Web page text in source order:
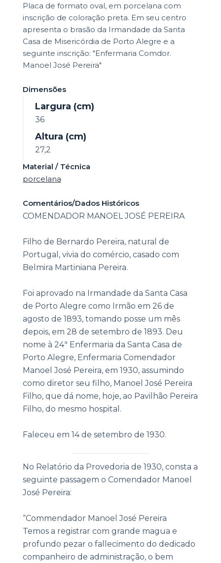
Placa de formato oval, em porcelana com
inscrição de coloração preta. Em seu centro
apresenta o brasão da Irmandade da Santa
Casa de Misericórdia de Porto Alegre e a
seguinte inscrição: "Enfermaria Comdor.
Manoel José Pereira"
Dimensões
Largura (cm)
36
Altura (cm)
27,2
Material / Técnica
porcelana
Comentários/Dados Históricos
COMENDADOR MANOEL JOSÉ PEREIRA
Filho de Bernardo Pereira, natural de
Portugal, vivia do comércio, casado com
Belmira Martiniana Pereira.
Foi aprovado na Irmandade da Santa Casa
de Porto Alegre como Irmão em 26 de
agosto de 1893, tomando posse um mês
depois, em 28 de setembro de 1893. Deu
nome à 24ª Enfermaria da Santa Casa de
Porto Alegre, Enfermaria Comendador
Manoel José Pereira, em 1930, assumindo
como diretor seu filho, Manoel José Pereira
Filho, que dá nome, hoje, ao Pavilhão Pereira
Filho, do mesmo hospital.
Faleceu em 14 de setembro de 1930.
No Relatório da Provedoria de 1930, consta a
seguinte passagem o Comendador Manoel
José Pereira:
“Commendador Manoel José Pereira
Temos a registrar com grande magua e
profundo pezar o fallecimento do dedicado
companheiro de administração, o bem